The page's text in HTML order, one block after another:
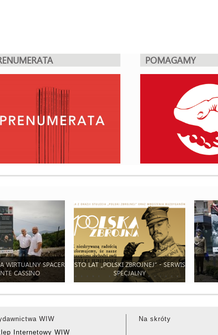
POMAGAMY
WIRTUALNY SPACER
CASSINO
STO LAT „POLSKI ZBROJNEJ” - SERWIS
SPECJALNY
WIW
Internetowy WIW
Na skróty